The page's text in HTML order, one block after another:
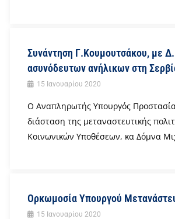
Συνάντηση Γ.Κουμουτσάκου, με
ασυνόδευτων ανήλικων στη
15 Ιανουαρίου 2020
Ο Αναπληρωτής Υπουργός
διάσταση της μεταναστευτικής
Κοινωνικών Υποθέσεων, κα Δόμνα
Ορκωμοσία Υπουργού
15 Ιανουαρίου 2020